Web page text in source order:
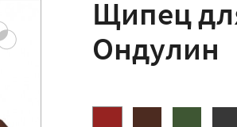
Щипец
Ондулин